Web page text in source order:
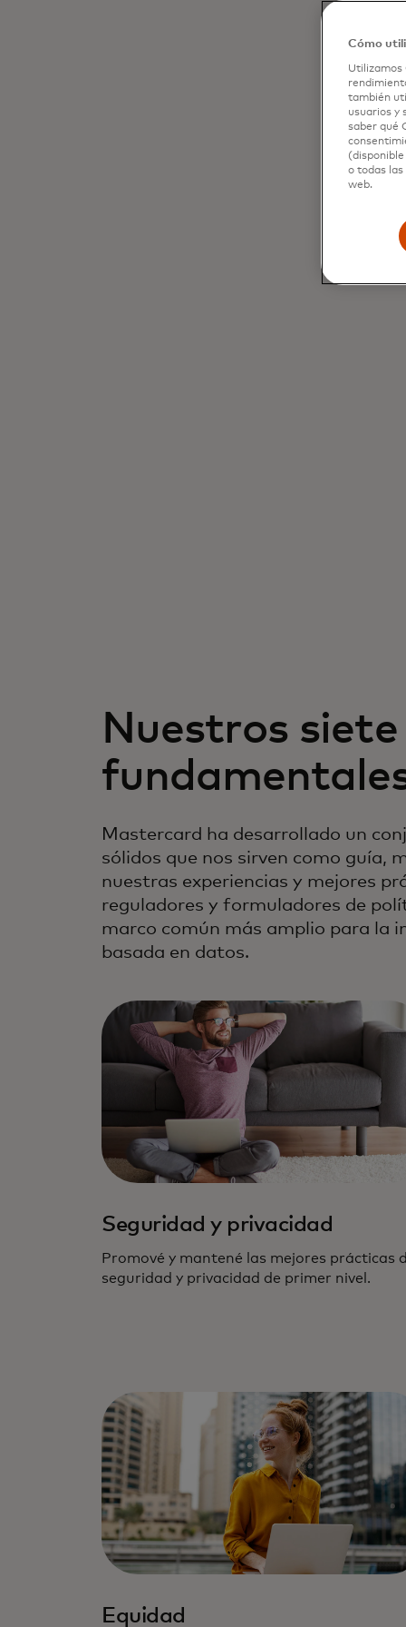
Nos comprometemos con el más
responsabilidad en datos y
Nuestros
Mastercard ha desarrollado un
sólidos que nos sirven como guía,
nuestras experiencias y mejores
reguladores y formuladores de
marco común más amplio para la
basada en datos.
Seguridad y privacidad
Promové y mantené las mejores prácticas
seguridad y privacidad de primer nivel.
Equidad
Cómo
Utilizamos
también
usuarios y
saber qué
o todas
web.